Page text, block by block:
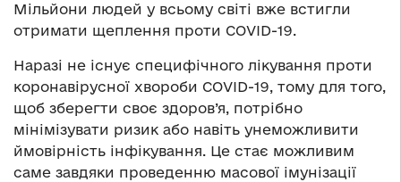
Мільйони людей у всьому світі вже встигли
отримати щеплення проти COVID-19.
Наразі не існує специфічного лікування проти
коронавірусної хвороби COVID-19, тому для того,
щоб зберегти своє здоров’я, потрібно
мінімізувати ризик або навіть унеможливити
ймовірність інфікування. Це стає можливим
саме завдяки проведенню масової імунізації